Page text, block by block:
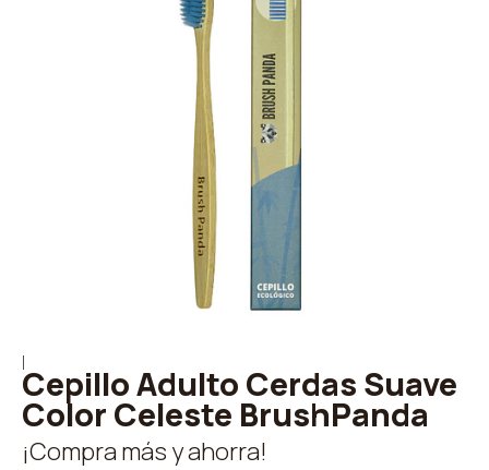
Cepillo Adulto Cerdas Suave
Color Celeste BrushPanda
¡Compra más y ahorra!